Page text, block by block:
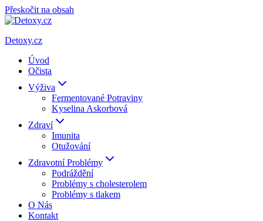
Přeskočit na obsah
Detoxy.cz
Úvod
Očista
Výživa
Fermentované Potraviny
Kyselina Askorbová
Zdraví
Imunita
Otužování
Zdravotní Problémy
Podráždění
Problémy s cholesterolem
Problémy s tlakem
O Nás
Kontakt